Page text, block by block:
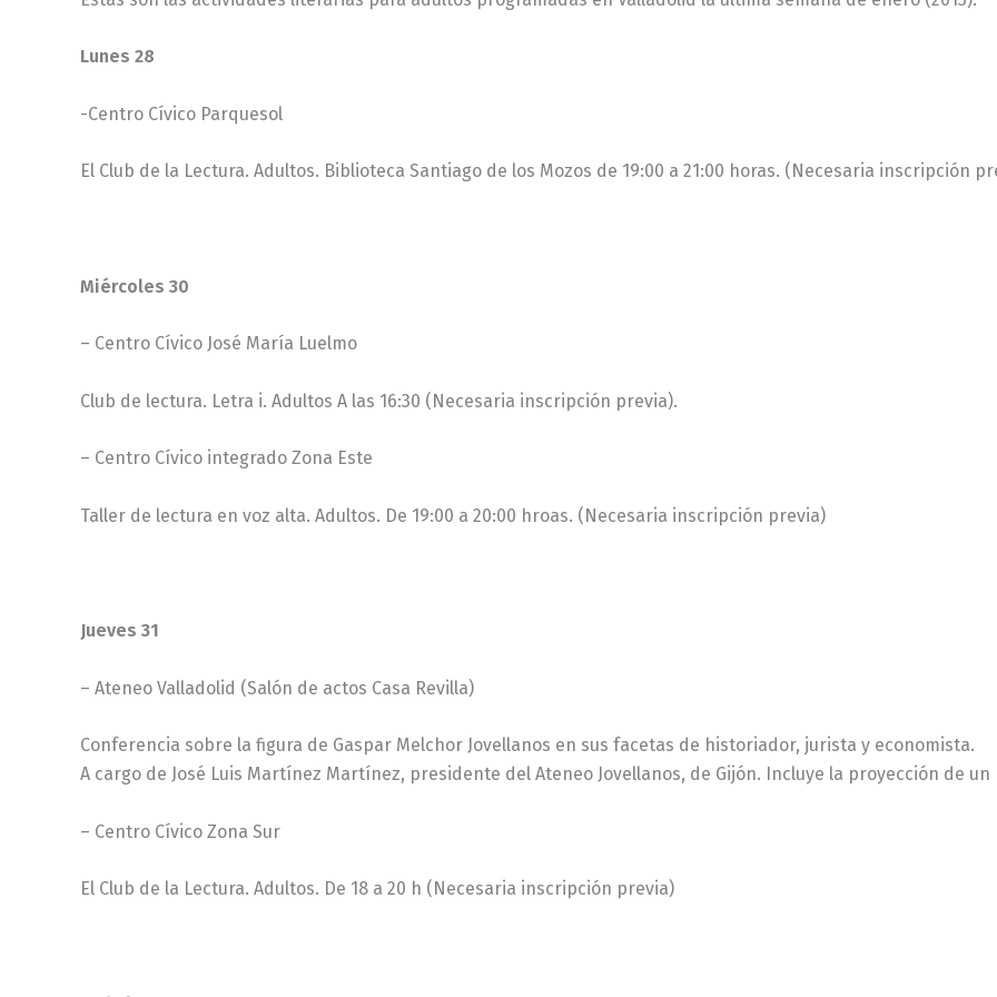
Lunes 28
-Centro Cívico Parquesol
El Club de la Lectura. Adultos. Biblioteca Santiago de los Mozos de 19:00 a 21:00 horas. (Necesaria inscripción
Miércoles 30
– Centro Cívico José María Luelmo
Club de lectura. Letra i. Adultos A las 16:30 (Necesaria inscripción previa).
– Centro Cívico integrado Zona Este
Taller de lectura en voz alta. Adultos. De 19:00 a 20:00 hroas. (Necesaria inscripción previa)
Jueves 31
– Ateneo Valladolid (Salón de actos Casa Revilla)
Conferencia sobre la figura de Gaspar Melchor Jovellanos en sus facetas de historiador, jurista y economista.
A cargo de José Luis Martínez Martínez, presidente del Ateneo Jovellanos, de Gijón. Incluye la proyección de un
– Centro Cívico Zona Sur
El Club de la Lectura. Adultos. De 18 a 20 h (Necesaria inscripción previa)